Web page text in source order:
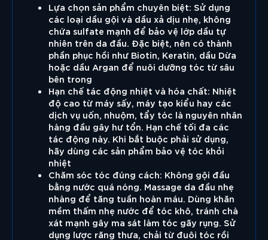
Lựa chọn sản phẩm chuyên biệt: Sử dụng
các loại dầu gội và dầu xả dịu nhẹ, không
chứa sulfate mạnh để bảo vệ lớp dầu tự
nhiên trên da đầu. Đặc biệt, nên có thành
phần phục hồi như Biotin, Keratin, dầu Dừa
hoặc dầu Argan để nuôi dưỡng tóc từ sâu
bên trong
Hạn chế tác động nhiệt và hóa chất: Nhiệt
độ cao từ máy sấy, máy tạo kiểu hay các
dịch vụ uốn, nhuộm, tẩy tóc là nguyên nhân
hàng đầu gây hư tổn. Hạn chế tối đa các
tác động này. Khi bắt buộc phải sử dụng,
hãy dùng các sản phẩm bảo vệ tóc khỏi
nhiệt
Chăm sóc tóc đúng cách: Không gội đầu
bằng nước quá nóng. Massage da đầu nhẹ
nhàng để tăng tuần hoàn máu. Dùng khăn
mềm thấm nhẹ nước để tóc khô, tránh chà
xát mạnh gây ma sát làm tóc gãy rụng. Sử
dụng lược răng thưa, chải từ đuôi tóc rồi